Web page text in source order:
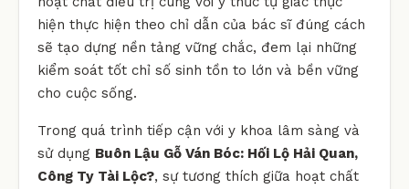
hiện thực hiện theo chỉ dẫn của bác sĩ đúng cách
sẽ tạo dựng nền tảng vững chắc, đem lại những
kiểm soát tốt chỉ số sinh tồn to lớn và bền vững
cho cuộc sống.
Trong quá trình tiếp cận với y khoa lâm sàng và
sử dụng Buôn Lậu Gỗ Ván Bóc: Hối Lộ Hải Quan,
Công Ty Tài Lộc?, sự tương thích giữa hoạt chất